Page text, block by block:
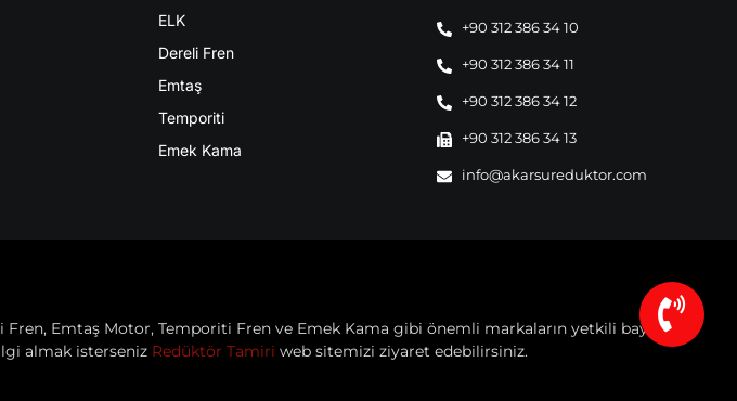
ELK
Dereli Fren
Emtaş
Temporiti
Emek Kama
+90 312 386 34 10
+90 312 386 34 11
+90 312 386 34 12
+90 312 386 34 13
info@akarsureduktor.com
Emtaş Motor, Temporiti Fren ve Emek Kama gibi önemli markaların yetkili bayisi ve
almak isterseniz Redüktör Tamiri web sitemizi ziyaret edebilirsiniz.